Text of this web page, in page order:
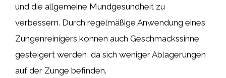
und die allgemeine Mundgesundheit zu
verbessern. Durch regelmäßige Anwendung eines
Zungenreinigers können auch Geschmackssinne
gesteigert werden, da sich weniger Ablagerungen
auf der Zunge befinden.